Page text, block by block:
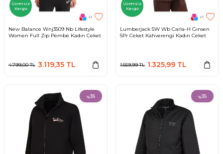
Ücretsiz
Kargo
+1
New Balance Wnj3509 Nb Lifestyle
Women Full Zip Pembe Kadın Ceket
4.799,00TL 3.119,35 TL
Ücretsiz
Kargo
+1
Lumberjack 5W Wb Carla-H Ginsen
5Pr Ceket Kahverengi Kadın Ceket
1.559,99TL 1.325,99 TL
%35 %35